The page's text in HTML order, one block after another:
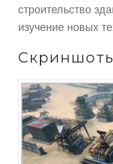
строительство
изучение новых